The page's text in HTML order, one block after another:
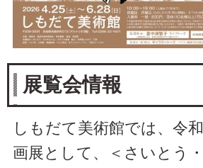
展覧会情報
しもだて美術館では、令
画展として、＜さいとう